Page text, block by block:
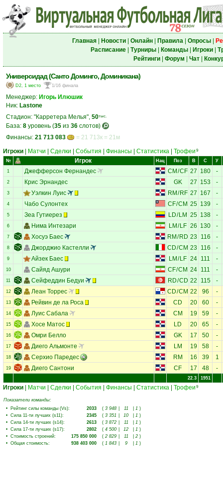
Главная| Новости| Онлайн| Правила| Опросы|
Расписание| Турниры| Команды| Игроки|
Рейтинги| Форум Чат|
Универсидад (Санто Доминго, Доминикана)
D2, 1 место 1/16 финала
Менеджер: Игорь Илюшик
Ник: Lastone
Стадион: "Карретера Мелья", 50тыс.
База: 8 уровень (35 из 36 слотов)
Финансы: 21 713 083
= 21 713к = 21м
Игроки
Матчи Сделки События Финансы Статистика Трофеи 9
№ Игрок Нац Поз В С У
1 Джефферсон Фернандес CM /CF 27 180 -
2 Крис Эрнандес GK 27 153 -
3 Уэлкин Луис RM / RF 27 167 -
4 Чабо Сулонтех CF/CM 25 139 -
5 Зеа Гутиерез LD/ LM 25 138 -
6 Нима Интезари LM / LF 26 130 -
7 Хосуэ Баес RM / RD 23 116 -
8 Джорджио Кастелли CD/CM 23 116 -
9 Айзек Баес LM / LF 24 111 -
10 Сайяд Ашури CF/CM 24 111 -
11 Сейфеддин Бедуи RD/CD 22 115 -
12 Леан Торрес CD/CM 22 96 -
13 Рейвин де ла Роса CD 20 60 -
14 Луис Сабала CM 19 59 -
15 Хосе Матос LD 20 65 -
16 Омри Белло GK 17 50 -
17 Диего Альмонте LM 19 58 -
18 Серхио Паредес RM 16 39 1
19 Диего Сантони CF 17 48 -
22.3 1951
Игроки Матчи Сделки События Финансы Статистика Трофеи 9
Показатели команды:
• Рейтинг силы команды (Vs): 2033 ( 3 948 11 1 )
• Сила 11-ти лучших (s11): 2345 ( 3 351 10 1 )
• Сила 14-ти лучших (s14): 2613 ( 3 872 11 1 )
• Сила 17-ти лучших (s17): 2802 ( 4 500 12 1 )
• Стоимость строений: 175 850 000 ( 2 829 11 2 )
• Общая стоимость: 938 403 000 ( 1 843 9 1 )